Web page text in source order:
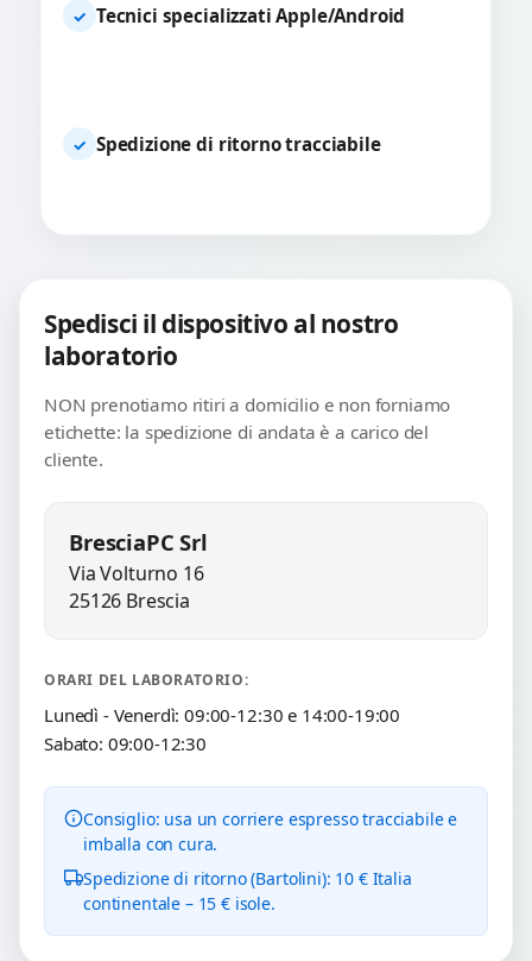
✓ Tecnici specializzati Apple/Android
✓ Spedizione di ritorno tracciabile
Spedisci il dispositivo al nostro
laboratorio
NON prenotiamo ritiri a domicilio e non forniamo
etichette: la spedizione di andata è a carico del
cliente.
BresciaPC Srl
Via Volturno 16
25126 Brescia
ORARI DEL LABORATORIO:
Lunedì - Venerdì: 09:00-12:30 e 14:00-19:00
Sabato: 09:00-12:30
Consiglio: usa un corriere espresso tracciabile e
imballa con cura.
Spedizione di ritorno (Bartolini): 10 € Italia
continentale – 15 € isole.